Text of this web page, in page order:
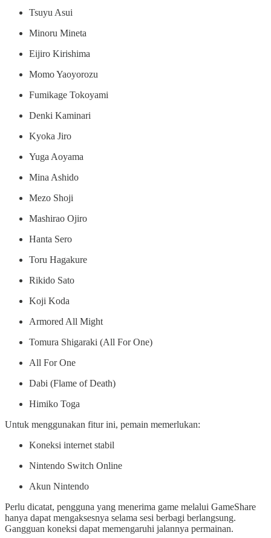
Tsuyu Asui
Minoru Mineta
Eijiro Kirishima
Momo Yaoyorozu
Fumikage Tokoyami
Denki Kaminari
Kyoka Jiro
Yuga Aoyama
Mina Ashido
Mezo Shoji
Mashirao Ojiro
Hanta Sero
Toru Hagakure
Rikido Sato
Koji Koda
Armored All Might
Tomura Shigaraki (All For One)
All For One
Dabi (Flame of Death)
Himiko Toga
Untuk menggunakan fitur ini, pemain memerlukan:
Koneksi internet stabil
Nintendo Switch Online
Akun Nintendo
Perlu dicatat, pengguna yang menerima game melalui GameShare
hanya dapat mengaksesnya selama sesi berbagi berlangsung.
Gangguan koneksi dapat memengaruhi jalannya permainan.